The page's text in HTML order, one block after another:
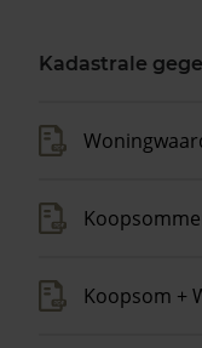
Kadastrale
Koopsom +